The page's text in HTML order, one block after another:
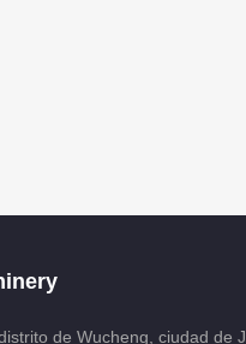
de Wucheng, ciudad de